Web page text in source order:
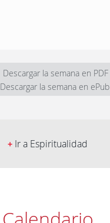
Descargar la semana en PDF
Descargar la semana en ePub
+ Ir a Espiritualidad